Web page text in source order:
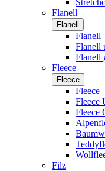
Flanell
Flanell
Flanell
Flanell
Flanell
Fleece
Fleece
Fleece
Fleece
Fleece
Filz